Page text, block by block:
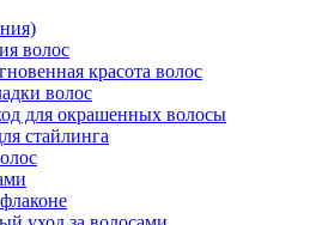
волос
красота волос
волос
для окрашенных волосы
стайлинга